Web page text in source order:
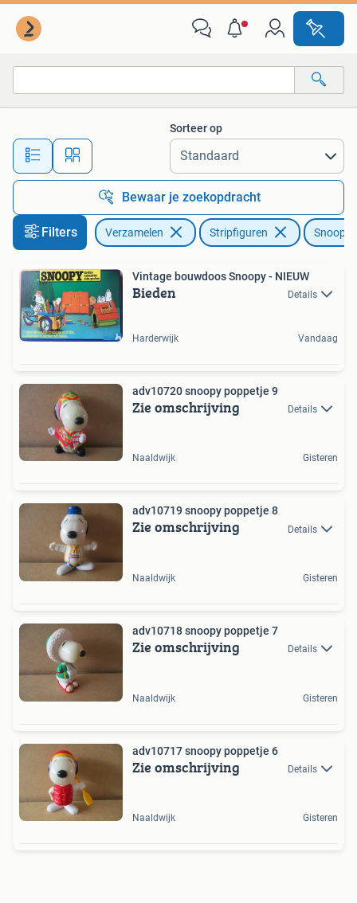
Alle afstanden…
Sorteer op
Bewaar je zoekopdracht
Filters Verzamelen Stripfiguren Snoopy
Vintage bouwdoos Snoopy - NIEUW
Bieden Details
Harderwijk Vandaag
adv10720 snoopy poppetje 9
Zie omschrijving Details
Naaldwijk Gisteren
adv10719 snoopy poppetje 8
Zie omschrijving Details
Naaldwijk Gisteren
adv10718 snoopy poppetje 7
Zie omschrijving Details
Naaldwijk Gisteren
adv10717 snoopy poppetje 6
Zie omschrijving Details
Naaldwijk Gisteren